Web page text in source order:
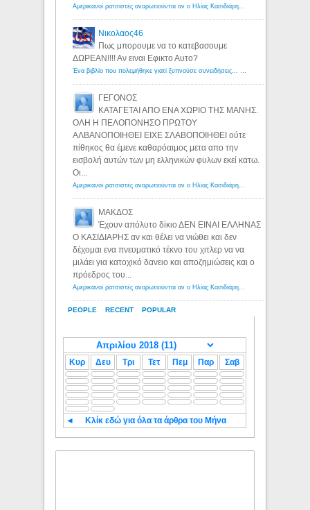
PEOPLE RECENT POPULAR
Αμερικανοί ρατσιστές αναρωτιούνται αν ο Ηλίας Κασιδιάρης ανήκει στη λευκή φυλή... - Λόγιος Ερμής
Νικολαος46
Πως μπορουμε να το κατεβασουμε
ΔΩΡΕΑΝ!!!! Αν ειναι Εφικτο Αυτο?
Ένα βιβλίο που πολεμήθηκε γιατί ξυπνούσε συνειδήσεις... - Λόγιος Ερμής | Η γνώση ξεκινάει με την αναζήτηση...
ΓΕΓΟΝΟΣ
ΚΑΤΑΓΕΤΑΙ ΑΠΟ ΕΝΑ ΧΩΡΙΟ ΤΗΣ ΜΑΝΗΣ.
ΟΛΗ Η ΠΕΛΟΠΟΝΗΣΟ ΠΡΩΤΟΥ
ΑΛΒΑΝΟΠΟΙΗΘΕΙ ΕΙΧΕ ΣΛΑΒΟΠΟΙΗΘΕΙ ούτε
πίθηκος θα έμενε καθαρόαιμος μετα απο την
εισβολή αυτών των μη ελληνικών φυλων εκεί κατω.
Οι...
Αμερικανοί ρατσιστές αναρωτιούνται αν ο Ηλίας Κασιδιάρης ανήκει στη λευκή φυλή... - Λόγιος Ερμής
ΜΑΚΔΟΣ
Έχουν απόλυτο δίκιο ΔΕΝ ΕΙΝΑΙ ΕΛΛΗΝΑΣ
Ο ΚΑΣΙΔΙΑΡΗΣ αν και θέλει να νιώθει και δεν
δέχομαι ενα πνευματικό τέκνο του χιτλερ να να
μιλάει για κατοχικό δανειο και αποζημιώσεις και ο
πρόεδρος του...
Αμερικανοί ρατσιστές αναρωτιούνται αν ο Ηλίας Κασιδιάρης ανήκει στη λευκή φυλή... - Λόγιος Ερμής
Κυρ Δευ Τρι Τετ Πεμ Παρ Σαβ
◄ Κλίκ εδώ για όλα τα άρθρα του Μήνα